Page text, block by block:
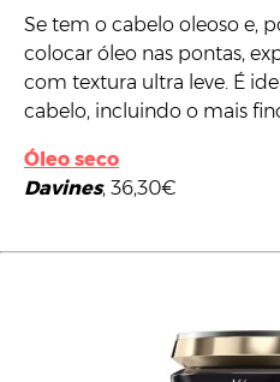
Se tem o cabelo oleoso e,
colocar óleo nas pontas,
com textura ultra leve. É
cabelo, incluindo o mais
Óleo seco
Davines, 36,30€